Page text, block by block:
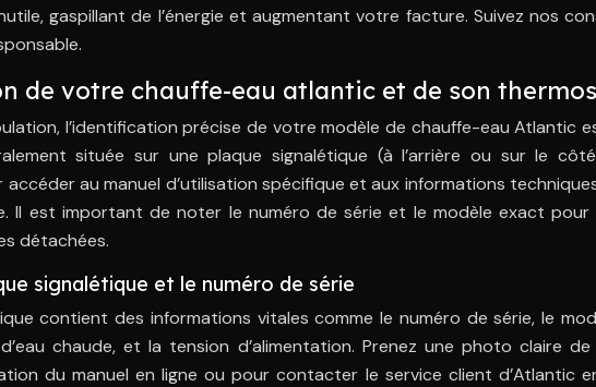
gaspillant de l’énergie et augmentant votre facture. Suivez nos
de votre chauffe-eau atlantic et de son
l’identification précise de votre modèle de chauffe-eau Atlantic
située sur une plaque signalétique (à l’arrière ou sur le
accéder au manuel d’utilisation spécifique et aux informations
Il est important de noter le numéro de série et le modèle exact
détachées.
signalétique et le numéro de série
contient des informations vitales comme le numéro de série, le
chaude, et la tension d’alimentation. Prenez une photo claire
du manuel en ligne ou pour contacter le service client d’Atlantic